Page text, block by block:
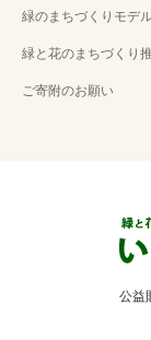
緑のまちづくりモデ
緑と花のまちづくり
ご寄附のお願い
公益